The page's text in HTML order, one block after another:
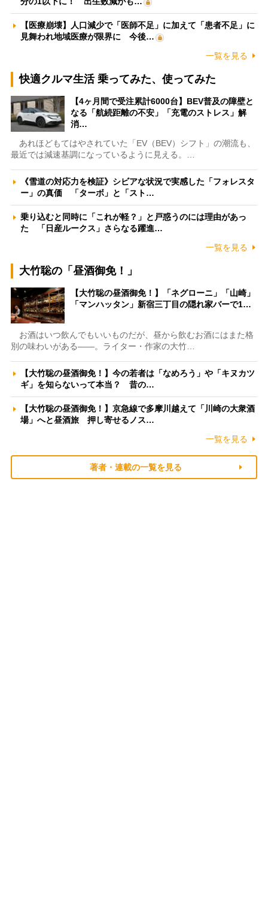
【医療崩壊】人口減少で「医師不足」に加えて「患者不足」に
見舞われ地域医療が限界に 今後…
一覧を見る
快適クルマ生活 乗ってみた、使ってみた
【4ヶ月間で受注累計6000台】BEV普及の障壁と
なる「航続距離の不安」「充電のストレス」解
消…
あれほどもてはやされていた「EV（BEV）シフト」の潮流も、
最近では減速基調になっているように見える。…
《雪道の対応力を検証》シビアな状況で実感した「フォレスタ
ー」の真価 「ターボ」と「スト…
乗り込むと同時に「これが軽？」と戸惑うのには理由があっ
た 「日産ルークス」さらなる躍進…
一覧を見る
大竹聡の「昼酒御免！」
【大竹聡の昼酒御免！】「ネグローニ」「山崎」
「マンハッタン」新宿三丁目の隠れ家バーで1…
お酒はいつ飲んでもいいものだが、昼から飲むお酒にはまた格
別の味わいがある――。ライター・作家の大竹…
【大竹聡の昼酒御免！】今の若者は「なめろう」や「キヌカツ
ギ」を知らないって本当？ 昔の…
【大竹聡の昼酒御免！】京急線で多摩川越えて「川崎の大衆酒
場」へと昼酒旅 押し寄せるノス…
一覧を見る
著者・連載の一覧を見る